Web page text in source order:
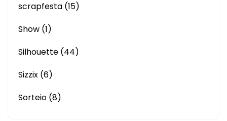
scrapfesta (15)
Show (1)
Silhouette (44)
Sizzix (6)
Sorteio (8)